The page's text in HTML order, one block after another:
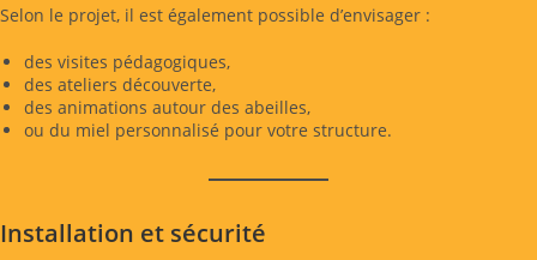
Selon le projet, il est également possible d’envisager :
des visites pédagogiques,
des ateliers découverte,
des animations autour des abeilles,
ou du miel personnalisé pour votre structure.
Installation et sécurité